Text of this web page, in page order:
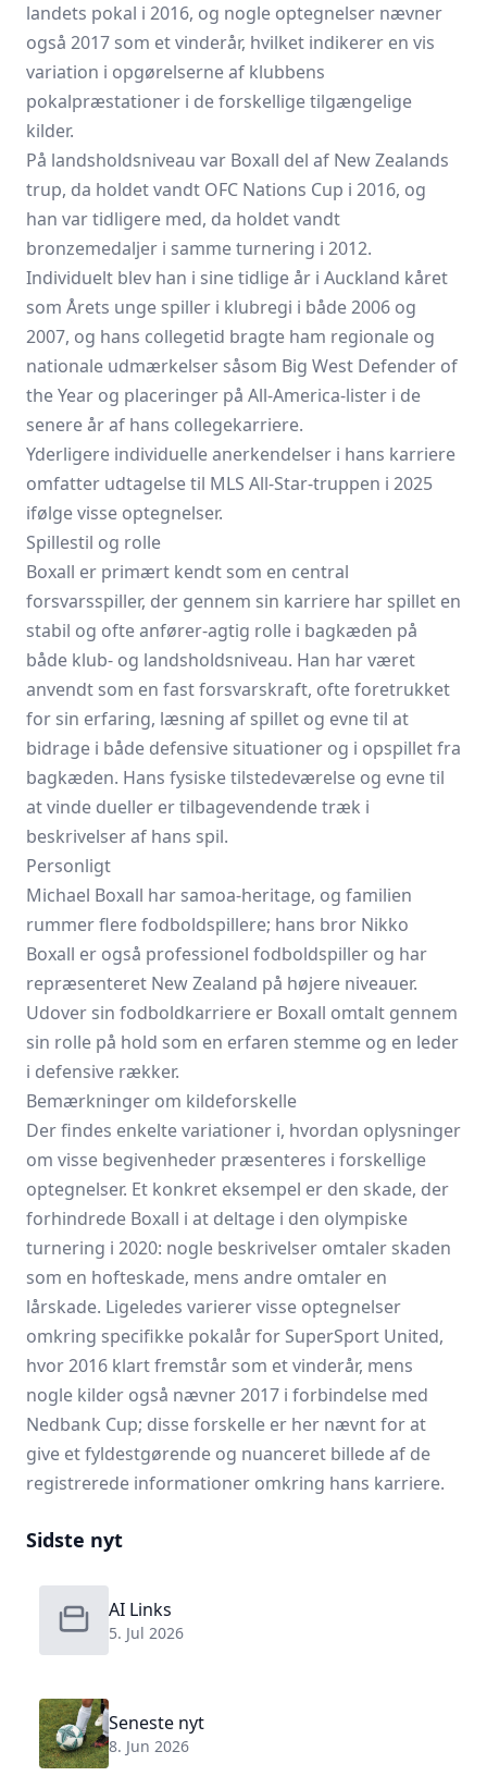
landets pokal i 2016, og nogle optegnelser nævner
også 2017 som et vinderår, hvilket indikerer en vis
variation i opgørelserne af klubbens
pokalpræstationer i de forskellige tilgængelige
kilder.
På landsholdsniveau var Boxall del af New Zealands
trup, da holdet vandt OFC Nations Cup i 2016, og
han var tidligere med, da holdet vandt
bronzemedaljer i samme turnering i 2012.
Individuelt blev han i sine tidlige år i Auckland kåret
som Årets unge spiller i klubregi i både 2006 og
2007, og hans collegetid bragte ham regionale og
nationale udmærkelser såsom Big West Defender of
the Year og placeringer på All-America-lister i de
senere år af hans collegekarriere.
Yderligere individuelle anerkendelser i hans karriere
omfatter udtagelse til MLS All-Star-truppen i 2025
ifølge visse optegnelser.
Spillestil og rolle
Boxall er primært kendt som en central
forsvarsspiller, der gennem sin karriere har spillet en
stabil og ofte anfører-agtig rolle i bagkæden på
både klub- og landsholdsniveau. Han har været
anvendt som en fast forsvarskraft, ofte foretrukket
for sin erfaring, læsning af spillet og evne til at
bidrage i både defensive situationer og i opspillet fra
bagkæden. Hans fysiske tilstedeværelse og evne til
at vinde dueller er tilbagevendende træk i
beskrivelser af hans spil.
Personligt
Michael Boxall har samoa-heritage, og familien
rummer flere fodboldspillere; hans bror Nikko
Boxall er også professionel fodboldspiller og har
repræsenteret New Zealand på højere niveauer.
Udover sin fodboldkarriere er Boxall omtalt gennem
sin rolle på hold som en erfaren stemme og en leder
i defensive rækker.
Bemærkninger om kildeforskelle
Der findes enkelte variationer i, hvordan oplysninger
om visse begivenheder præsenteres i forskellige
optegnelser. Et konkret eksempel er den skade, der
forhindrede Boxall i at deltage i den olympiske
turnering i 2020: nogle beskrivelser omtaler skaden
som en hofteskade, mens andre omtaler en
lårskade. Ligeledes varierer visse optegnelser
omkring specifikke pokalår for SuperSport United,
hvor 2016 klart fremstår som et vinderår, mens
nogle kilder også nævner 2017 i forbindelse med
Nedbank Cup; disse forskelle er her nævnt for at
give et fyldestgørende og nuanceret billede af de
registrerede informationer omkring hans karriere.
Sidste nyt
AI Links
5. Jul 2026
Seneste nyt
8. Jun 2026